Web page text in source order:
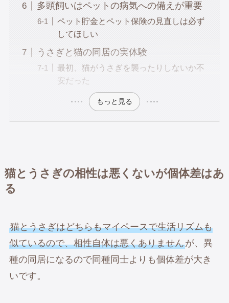
多頭飼いはペットの病気への備えが重要
ペット貯金とペット保険の見直しは必ず
してほしい
うさぎと猫の同居の実体験
最初、猫がうさぎを襲ったりしないか不
安だった
もっと見る
猫とうさぎの相性は悪くないが個体差はあ
る
猫とうさぎはどちらもマイペースで生活リズムも
似ているので、相性自体は悪くありませんが、異
種の同居になるので同種同士よりも個体差が大き
いです。